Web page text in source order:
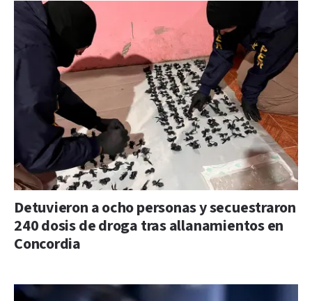
Detuvieron a ocho personas y secuestraron
240 dosis de droga tras allanamientos en
Concordia